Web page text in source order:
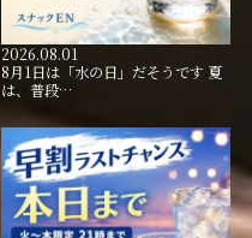
2026.08.01
8月1日は「水の日」だそうです 夏
は、普段…